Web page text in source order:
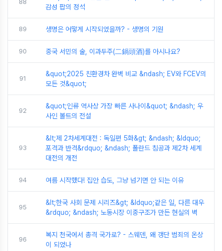
88
감성 팝의 정석
89 생명은 어떻게 시작되었을까? - 생명의 기원
90 중국 서민의 술, 이과두주(二鍋頭酒)를 아시나요?
91
&quot;2025 친환경차 완벽 비교 &ndash; EV와 FCEV의
모든 것&quot;
92
&quot;인류 역사상 가장 빠른 사나이&quot; &ndash; 우
사인 볼트의 전설
93
&lt;제 2차세계대전 : 독일편 5화&gt; &ndash; &ldquo;
포격과 반격&rdquo; &ndash; 폴란드 침공과 제2차 세계
대전의 개전
94 여름 시작했다! 집안 습도, 그냥 넘기면 안 되는 이유
95
&lt;한국 사회 문제 시리즈&gt; &ldquo;같은 일, 다른 대우
&rdquo; &ndash; 노동시장 이중구조가 만든 현실의 벽
96
복지 천국에서 총격 국가로? - 스웨덴, 왜 갱단 범죄의 온상
이 되었나